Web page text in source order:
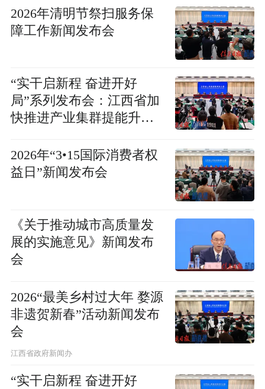
2026年清明节祭扫服务保
障工作新闻发布会
“实干启新程 奋进开好
局”系列发布会：江西省加
快推进产业集群提能升级
2026年“3•15国际消费者权
益日”新闻发布会
《关于推动城市高质量发
展的实施意见》新闻发布
会
2026“最美乡村过大年 婺源
非遗贺新春”活动新闻发布
会
江西省政府新闻办
“实干启新程 奋进开好